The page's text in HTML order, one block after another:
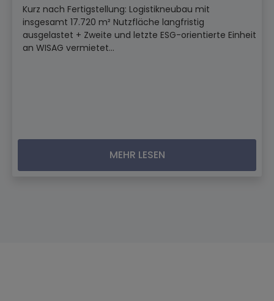
Kurz nach Fertigstellung: Logistikneubau mit
insgesamt 17.720 m² Nutzfläche langfristig
ausgelastet + Zweite und letzte ESG-orientierte Einheit
an WISAG vermietet...
MEHR LESEN